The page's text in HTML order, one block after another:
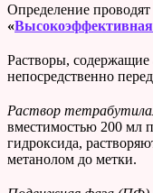
Определение
«
Растворы, содержащие
непосредственно
Раствор
вместимостью 200 мл
гидроксида,
метанолом до метки.